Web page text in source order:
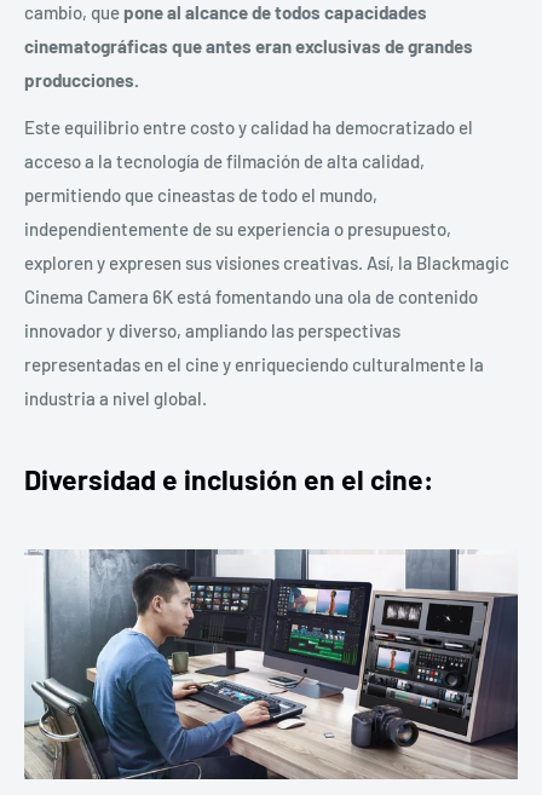
cambio, que poneal alcance de todos capacidades
cinematográficas que antes eran exclusivas de grandes
producciones.
Este equilibrio entre costo y calidad ha democratizado el
acceso a la tecnología de filmación de alta calidad,
permitiendo que cineastas de todo el mundo,
independientemente de su experiencia o presupuesto,
exploren y expresen sus visiones creativas. Así, la Blackmagic
Cinema Camera 6K está fomentando una ola de contenido
innovador y diverso, ampliando las perspectivas
representadas en el cine y enriqueciendo culturalmente la
industria a nivel global.
Diversidad e inclusión en el cine: